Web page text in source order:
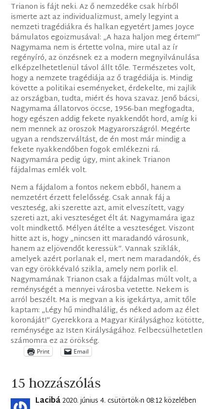
Trianon is fájt neki. Az ő nemzedéke csak hírből
ismerte azt az individualizmust, amely legyint a
nemzeti tragédiákra és halkan egyetért James Joyce
bámulatos egoizmusával: „A haza haljon meg értem!”
Nagymama nem is értette volna, mire utal az ír
regényíró, az önzésnek ez a modern megnyilvánulása
elképzelhetetlenül távol állt tőle. Természetes volt,
hogy a nemzete tragédiája az ő tragédiája is. Mindig
követte a politikai eseményeket, érdekelte, mi zajlik
az országban, tudta, miért és hova szavaz. Jenő bácsi,
Nagymama állatorvos öccse, 1956-ban megfogadta,
hogy egészen addig fekete nyakkendőt hord, amíg ki
nem mennek az oroszok Magyarországról. Megérte
ugyan a rendszerváltást, de én most már mindig a
fekete nyakkendőben fogok emlékezni rá.
Nagymamára pedig úgy, mint akinek Trianon
fájdalmas emlék volt.
Nem a fájdalom a fontos nekem ebből, hanem a
nemzetért érzett felelősség. Csak annak fáj a
veszteség, aki szerette azt, amit elveszített, vagy
szereti azt, aki veszteséget élt át. Nagymamára igaz
volt mindkettő. Mélyen átélte a veszteséget. Viszont
hitte azt is, hogy „nincsen itt maradandó városunk,
hanem az eljövendőt keressük”. Vannak sziklák,
amelyek azért porlanak el, mert nem maradandók, és
van egy örökkévaló szikla, amely nem porlik el.
Nagymamának Trianon csak a fájdalmas múlt volt, a
reménységét a mennyei városba vetette. Nekem is
arról beszélt. Ma is megvan a kis igekártya, amit tőle
kaptam: „Légy hű mindhalálig, és néked adom az élet
koronáját!” Gyerekkora a Magyar Királysághoz kötötte,
reménysége az Isten Királyságához. Felbecsülhetetlen
számomra ez az örökség.
Print Email
15 hozzászólás
Lacibá2020. június 4. csütörtök-n 08:12 közelében